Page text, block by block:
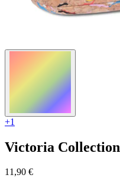
+1
Victoria Collection
11,90 €